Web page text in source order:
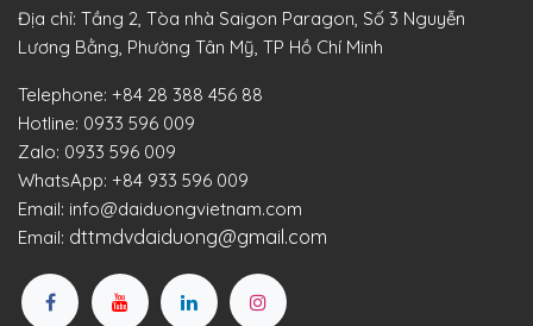
Địa chỉ: Tầng 2, Tòa nhà Saigon Paragon, Số 3 Nguyễn
Lương Bằng, Phường Tân Mỹ, TP Hồ Chí Minh
Telephone: +84 28 388 456 88
Hotline: 0933 596 009
Zalo: 0933 596 009
WhatsApp: +84 933 596 009
Email: info@daiduongvietnam.com
Email: dttmdvdaiduong@gmail.com